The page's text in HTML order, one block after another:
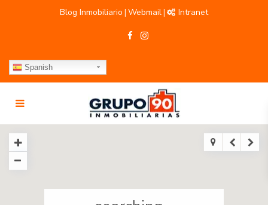
Blog Inmobiliario | Webmail| Intranet
Spanish